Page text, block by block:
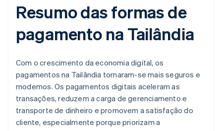
Resumo das formas de
pagamento na Tailândia
Com o crescimento da economia digital, os
pagamentos na Tailândia tornaram-se mais seguros e
modernos. Os pagamentos digitais aceleram as
transações, reduzem a carga de gerenciamento e
transporte de dinheiro e promovem a satisfação do
cliente, especialmente porque priorizam a